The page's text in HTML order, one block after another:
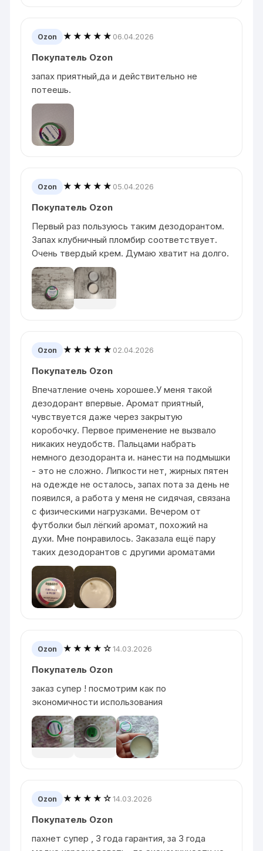
Ozon ★★★★★ 06.04.2026
Покупатель Ozon
запах приятный,да и действительно не
потеешь.
Ozon ★★★★★ 05.04.2026
Покупатель Ozon
Первый раз пользуюсь таким дезодорантом.
Запах клубничный пломбир соответствует.
Очень твердый крем. Думаю хватит на долго.
Ozon ★★★★★ 02.04.2026
Покупатель Ozon
Впечатление очень хорошее.У меня такой
дезодорант впервые. Аромат приятный,
чувствуется даже через закрытую
коробочку. Первое применение не вызвало
никаких неудобств. Пальцами набрать
немного дезодоранта и. нанести на подмышки
- это не сложно. Липкости нет, жирных пятен
на одежде не осталось, запах пота за день не
появился, а работа у меня не сидячая, связана
с физическими нагрузками. Вечером от
футболки был лёгкий аромат, похожий на
духи. Мне понравилось. Заказала ещё пару
таких дезодорантов с другими ароматами
Ozon ★★★★☆14.03.2026
Покупатель Ozon
заказ супер ! посмотрим как по
экономичности использования
Ozon ★★★★☆14.03.2026
Покупатель Ozon
пахнет супер , 3 года гарантия, за 3 года